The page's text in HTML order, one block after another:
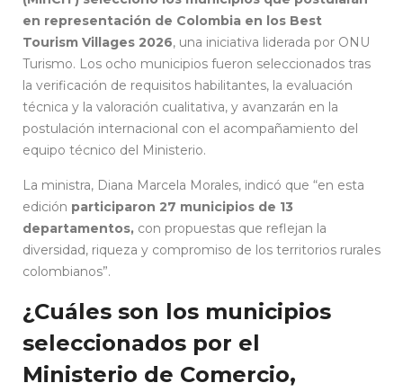
en representación de Colombia en los Best
Tourism Villages 2026, una iniciativa liderada por ONU
Turismo. Los ocho municipios fueron seleccionados tras
la verificación de requisitos habilitantes, la evaluación
técnica y la valoración cualitativa, y avanzarán en la
postulación internacional con el acompañamiento del
equipo técnico del Ministerio.
La ministra, Diana Marcela Morales, indicó que “en esta
edición participaron 27 municipios de 13
departamentos, con propuestas que reflejan la
diversidad, riqueza y compromiso de los territorios rurales
colombianos”.
¿Cuáles son los municipios
seleccionados por el
Ministerio de Comercio,